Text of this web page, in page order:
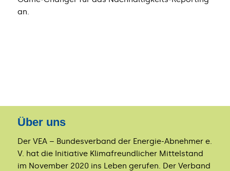
an.
Über uns
Der VEA – Bundesverband der Energie-Abnehmer e.
V. hat die Initiative Klimafreundlicher Mittelstand
im November 2020 ins Leben gerufen. Der Verband